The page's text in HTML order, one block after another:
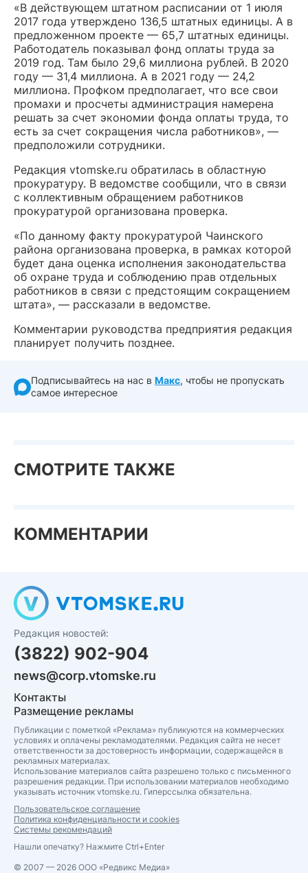
«В действующем штатном расписании от 1 июля
2017 года утверждено 136,5 штатных единицы. А в
предложенном проекте — 65,7 штатных единицы.
Работодатель показывал фонд оплаты труда за
2019 год. Там было 29,6 миллиона рублей. В 2020
году — 31,4 миллиона. А в 2021 году — 24,2
миллиона. Профком предполагает, что все свои
промахи и просчеты администрация намерена
решать за счет экономии фонда оплаты труда, то
есть за счет сокращения числа работников», —
предположили сотрудники.
Редакция vtomske.ru обратилась в областную
прокуратуру. В ведомстве сообщили, что в связи
с коллективным обращением работников
прокуратурой организована проверка.
«По данному факту прокуратурой Чаинского
района организована проверка, в рамках которой
будет дана оценка исполнения законодательства
об охране труда и соблюдению прав отдельных
работников в связи с предстоящим сокращением
штата», — рассказали в ведомстве.
Комментарии руководства предприятия редакция
планирует получить позднее.
Подписывайтесь на нас в Макс, чтобы не пропускать
самое интересное
СМОТРИТЕ ТАКЖЕ
КОММЕНТАРИИ
Редакция новостей:
(3822) 902-904
news@corp.vtomske.ru
Контакты
Размещение рекламы
Публикации с пометкой «Реклама» публикуются на коммерческих
условиях и оплачены рекламодателями. Редакция сайта не несет
ответственности за достоверность информации, содержащейся в
рекламных материалах.
Использование материалов сайта разрешено только с письменного
разрешения редакции. При использовании материалов необходимо
указывать источник vtomske.ru. Гиперссылка обязательна.
Пользовательское соглашение
Политика конфиденциальности и cookies
Системы рекомендаций
Нашли опечатку? Нажмите Ctrl+Enter
© 2007 — 2026 ООО «Редвикс Медиа»